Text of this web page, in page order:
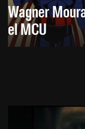
Wagner
el MCU